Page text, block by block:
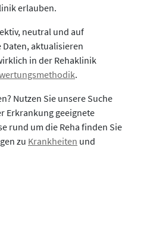
erlauben.
neutral und auf
aktualisieren
in der Rehaklinik
.
Nutzen Sie unsere Suche
Erkrankung geeignete
rund um die Reha finden Sie
zu Krankheiten und